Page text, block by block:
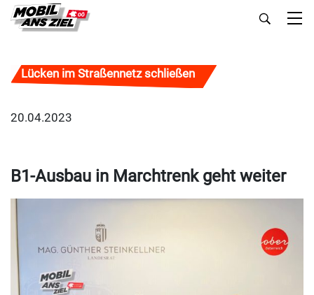
Lücken im Straßennetz schließen
20.04.2023
B1-Ausbau in Marchtrenk geht weiter